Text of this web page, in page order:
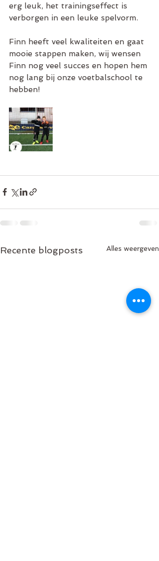
erg leuk, het trainingseffect is
verborgen in een leuke spelvorm.
Finn heeft veel kwaliteiten en gaat
mooie stappen maken, wij wensen
Finn nog veel succes en hopen hem
nog lang bij onze voetbalschool te
hebben!
Recente blogposts Alles weergeven